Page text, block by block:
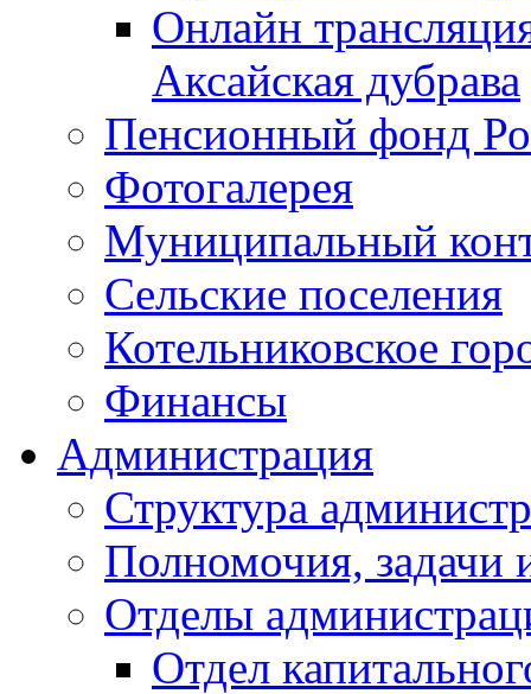
Онлайн
Аксайская дубрава
Пенсионный фонд
Фотогалерея
Муниципальный
Сельские поселения
Котельниковское
Финансы
Администрация
Структура
Полномочия, задачи
Отделы
Отдел